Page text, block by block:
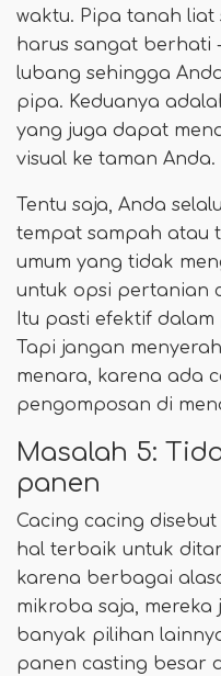
waktu. Pipa tanah
harus sangat berhati
lubang sehingga
pipa. Keduanya
yang juga dapat
visual ke taman Anda.
Tentu saja, Anda
tempat sampah atau
umum yang tidak
untuk opsi pertanian
Itu pasti efektif
Tapi jangan
menara, karena ada
pengomposan di
Masalah 5:
panen
Cacing cacing
hal terbaik untuk
karena berbagai
mikroba saja,
banyak pilihan
panen casting besar